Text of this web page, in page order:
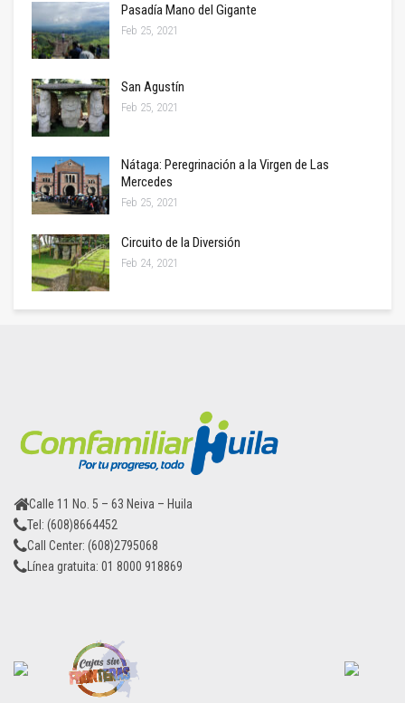
Pasadía Mano del Gigante
Feb 25, 2021
San Agustín
Feb 25, 2021
Nátaga: Peregrinación a la Virgen de Las
Mercedes
Feb 25, 2021
Circuito de la Diversión
Feb 24, 2021
Calle 11 No. 5 – 63 Neiva – Huila
Tel: (608)8664452
Call Center: (608)2795068
Línea gratuita: 01 8000 918869